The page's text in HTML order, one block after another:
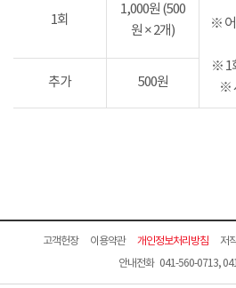
1회
1,000원 (500
원 × 2개)
※ 어
※ 1
※
추가 500원
고객헌장 이용약관 개인정보처리방침 저
안내전화 041-560-0713,